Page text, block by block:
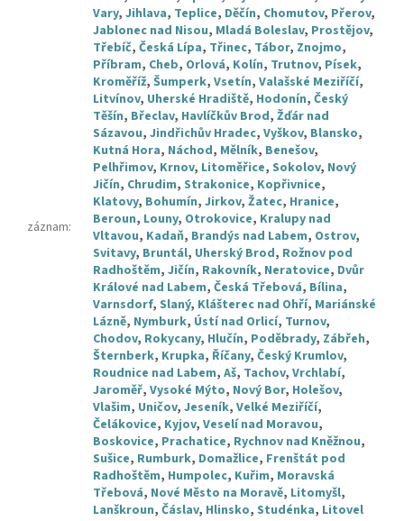
záznam:
Vary, Jihlava, Teplice, Děčín, Chomutov, Přerov,
Jablonec nad Nisou, Mladá Boleslav, Prostějov,
Třebíč, Česká Lípa, Třinec, Tábor, Znojmo,
Příbram, Cheb, Orlová, Kolín, Trutnov, Písek,
Kroměříž, Šumperk, Vsetín, Valašské Meziříčí,
Litvínov, Uherské Hradiště, Hodonín, Český
Těšín, Břeclav, Havlíčkův Brod, Žďár nad
Sázavou, Jindřichův Hradec, Vyškov, Blansko,
Kutná Hora, Náchod, Mělník, Benešov,
Pelhřimov, Krnov, Litoměřice, Sokolov, Nový
Jičín, Chrudim, Strakonice, Kopřivnice,
Klatovy, Bohumín, Jirkov, Žatec, Hranice,
Beroun, Louny, Otrokovice, Kralupy nad
Vltavou, Kadaň, Brandýs nad Labem, Ostrov,
Svitavy, Bruntál, Uherský Brod, Rožnov pod
Radhoštěm, Jičín, Rakovník, Neratovice, Dvůr
Králové nad Labem, Česká Třebová, Bílina,
Varnsdorf, Slaný, Klášterec nad Ohří, Mariánské
Lázně, Nymburk, Ústí nad Orlicí, Turnov,
Chodov, Rokycany, Hlučín, Poděbrady, Zábřeh,
Šternberk, Krupka, Říčany, Český Krumlov,
Roudnice nad Labem, Aš, Tachov, Vrchlabí,
Jaroměř, Vysoké Mýto, Nový Bor, Holešov,
Vlašim, Uničov, Jeseník, Velké Meziříčí,
Čelákovice, Kyjov, Veselí nad Moravou,
Boskovice, Prachatice, Rychnov nad Kněžnou,
Sušice, Rumburk, Domažlice, Frenštát pod
Radhoštěm, Humpolec, Kuřim, Moravská
Třebová, Nové Město na Moravě, Litomyšl,
Lanškroun, Čáslav, Hlinsko, Studénka, Litovel